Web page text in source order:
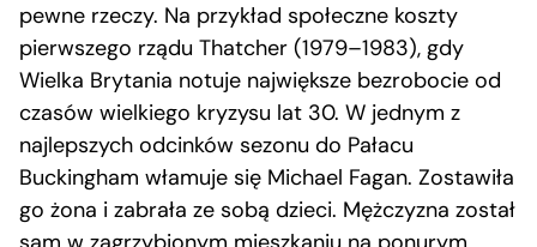
pewne rzeczy. Na przykład społeczne koszty
pierwszego rządu Thatcher (1979–1983), gdy
Wielka Brytania notuje największe bezrobocie od
czasów wielkiego kryzysu lat 30. W jednym z
najlepszych odcinków sezonu do Pałacu
Buckingham włamuje się Michael Fagan. Zostawiła
go żona i zabrała ze sobą dzieci. Mężczyzna został